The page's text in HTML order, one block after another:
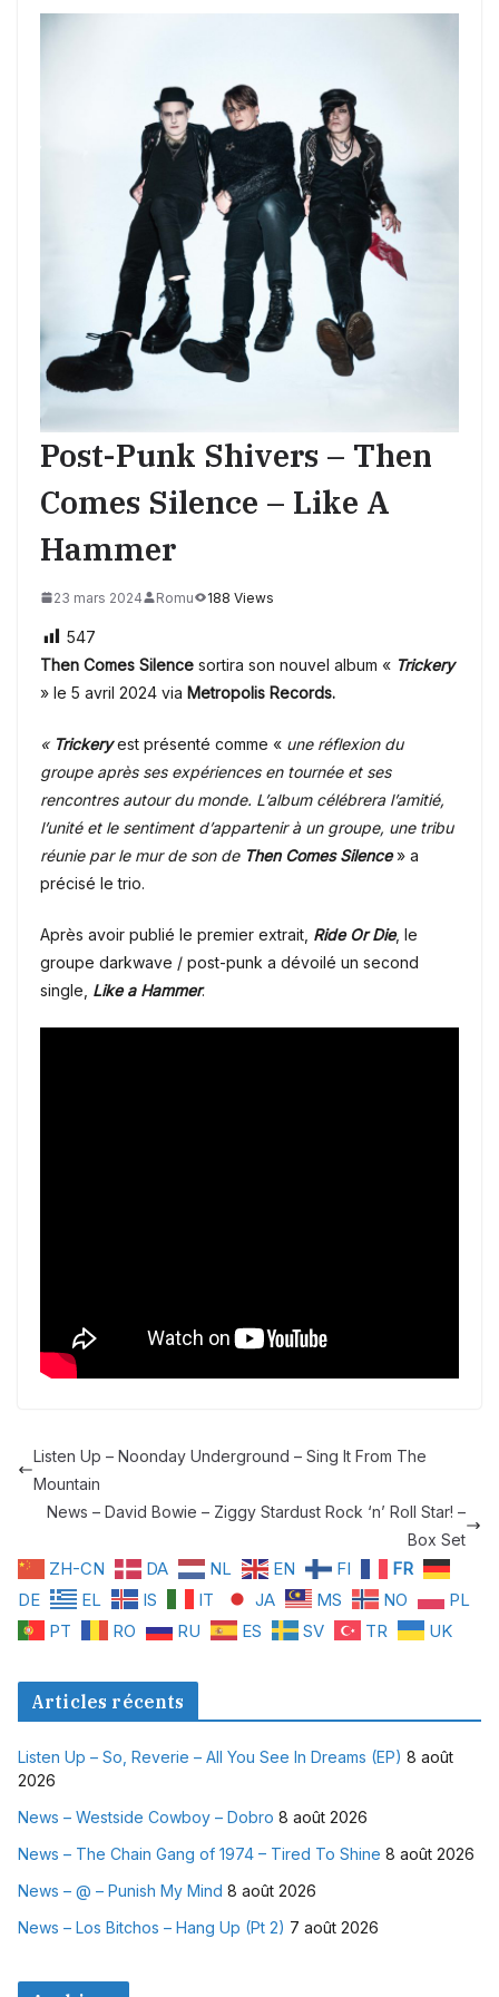
Post-Punk Shivers – Then
Comes Silence – Like A
Hammer
23 mars 2024 Romu 188 Views
547
Then Comes Silence sortira son nouvel album « Trickery
» le 5 avril 2024 via Metropolis Records.
« Trickeryest présenté comme « une réflexion du
groupe après ses expériences en tournée et ses
rencontres autour du monde. L’album célébrera l’amitié,
l’unité et le sentiment d’appartenir à un groupe, une tribu
réunie par le mur de son de Then Comes Silence» a
précisé le trio.
Après avoir publié le premier extrait, Ride Or Die, le
groupe darkwave / post-punk a dévoilé un second
single, Like a Hammer.
Listen Up – Noonday Underground – Sing It From The
Mountain
News – David Bowie – Ziggy Stardust Rock ‘n’ Roll Star! –
Box Set
ZH-CN DA NL EN FI
FR
DE
EL IS IT JA MS NO
PL
PT
RO RU ES SV TR UK
Articles récents
Listen Up – So, Reverie – All You See In Dreams (EP) 8 août
2026
News – Westside Cowboy – Dobro 8 août 2026
News – The Chain Gang of 1974 – Tired To Shine 8 août 2026
News – @ – Punish My Mind 8 août 2026
News – Los Bitchos – Hang Up (Pt 2) 7 août 2026